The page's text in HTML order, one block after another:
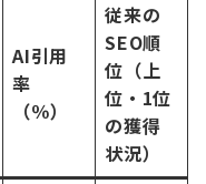
AI引用
率
（％）
従来の
SEO順
位（上
位・1位
の獲得
状況）